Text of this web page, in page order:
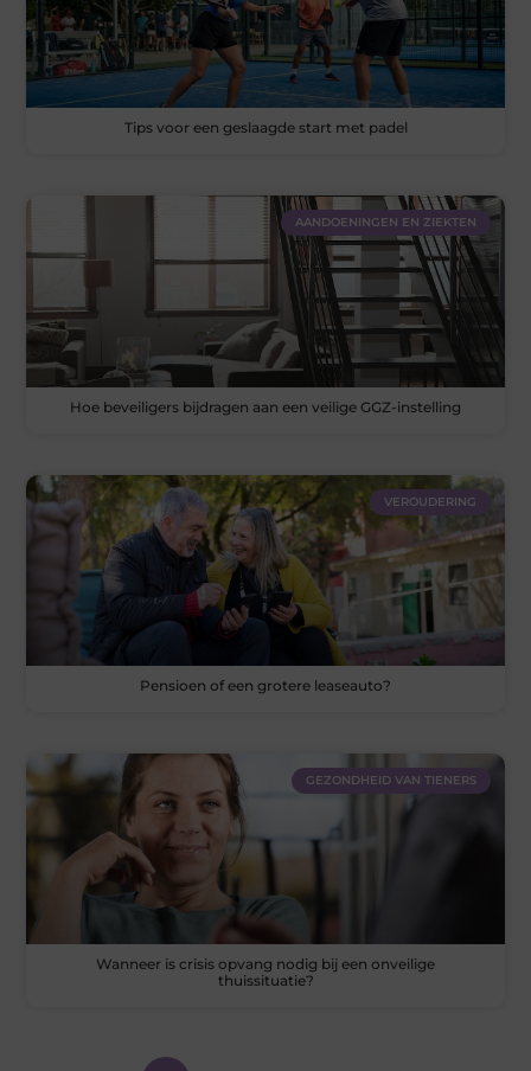
Tips voor een geslaagde start met padel
AANDOENINGEN EN ZIEKTEN
Hoe beveiligers bijdragen aan een veilige GGZ-instelling
VEROUDERING
Pensioen of een grotere leaseauto?
GEZONDHEID VAN TIENERS
Wanneer is crisis opvang nodig bij een onveilige
thuissituatie?